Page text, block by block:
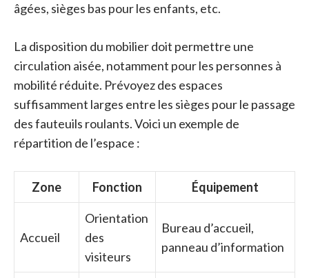
âgées, sièges bas pour les enfants, etc.
La disposition du mobilier doit permettre une
circulation aisée, notamment pour les personnes à
mobilité réduite. Prévoyez des espaces
suffisamment larges entre les sièges pour le passage
des fauteuils roulants. Voici un exemple de
répartition de l’espace :
Zone Fonction Équipement
Accueil
Orientation
des
visiteurs
Bureau d’accueil,
panneau d’information